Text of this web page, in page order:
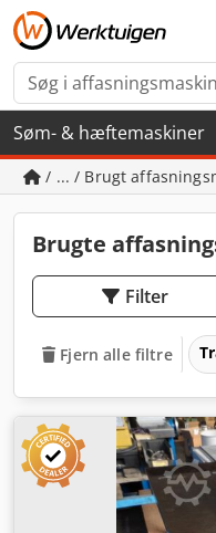
Søm- & hæftemaskiner
/ ... / Brugt
Brugte
Filter
Fjern alle filtre